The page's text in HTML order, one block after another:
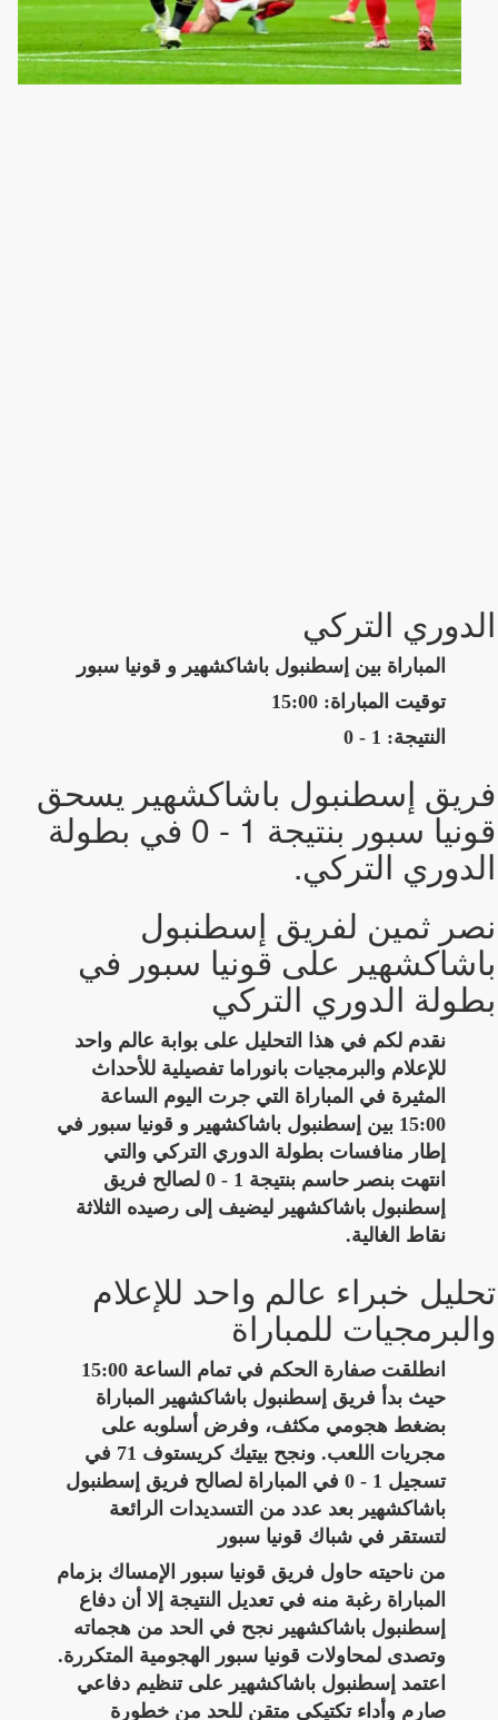
الدوري التركي
المباراة بين إسطنبول باشاكشهير و قونيا سبور
توقيت المباراة: 15:00
النتيجة: 1 - 0
فريق إسطنبول باشاكشهير يسحق
قونيا سبور بنتيجة 1 - 0 في بطولة
الدوري التركي.
نصر ثمين لفريق إسطنبول
باشاكشهير على قونيا سبور في
بطولة الدوري التركي
نقدم لكم في هذا التحليل على بوابة عالم واحد
للإعلام والبرمجيات بانوراما تفصيلية للأحداث
المثيرة في المباراة التي جرت اليوم الساعة
15:00 بين إسطنبول باشاكشهير و قونيا سبور في
إطار منافسات بطولة الدوري التركي والتي
انتهت بنصر حاسم بنتيجة 1 - 0 لصالح فريق
إسطنبول باشاكشهير ليضيف إلى رصيده الثلاثة
نقاط الغالية.
تحليل خبراء عالم واحد للإعلام
والبرمجيات للمباراة
انطلقت صفارة الحكم في تمام الساعة 15:00
حيث بدأ فريق إسطنبول باشاكشهير المباراة
بضغط هجومي مكثف، وفرض أسلوبه على
مجريات اللعب. ونجح بيتيك كريستوف 71 في
تسجيل 1 - 0 في المباراة لصالح فريق إسطنبول
باشاكشهير بعد عدد من التسديدات الرائعة
لتستقر في شباك قونيا سبور
من ناحيته حاول فريق قونيا سبور الإمساك بزمام
المباراة رغبة منه في تعديل النتيجة إلا أن دفاع
إسطنبول باشاكشهير نجح في الحد من هجماته
وتصدى لمحاولات قونيا سبور الهجومية المتكررة.
اعتمد إسطنبول باشاكشهير على تنظيم دفاعي
صارم وأداء تكتيكي متقن للحد من خطورة